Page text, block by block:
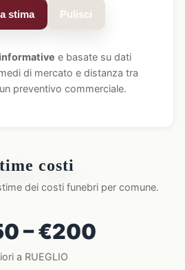
stima Pulisci
informative e basate su dati
di mercato e distanza tra
preventivo commerciale.
time costi
dei costi funebri per comune.
– €200
a RUEGLIO